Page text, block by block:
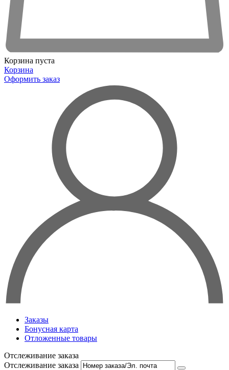
Корзина пуста
Корзина
Оформить заказ
Заказы
Бонусная карта
Отложенные товары
Отслеживание заказа
Отслеживание заказа